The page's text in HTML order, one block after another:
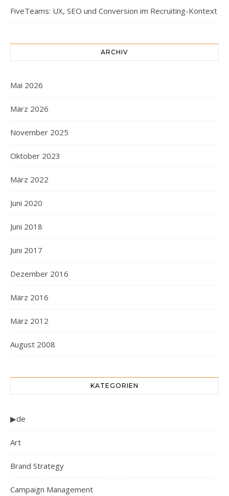
FiveTeams: UX, SEO und Conversion im Recruiting-Kontext
ARCHIV
Mai 2026
März 2026
November 2025
Oktober 2023
März 2022
Juni 2020
Juni 2018
Juni 2017
Dezember 2016
März 2016
März 2012
August 2008
KATEGORIEN
▶de
Art
Brand Strategy
Campaign Management